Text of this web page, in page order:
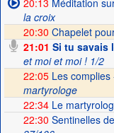
20:13 Méditation
la croix
20:30 Chapelet
21:01 Si tu savais
et moi et moi ! 1/2
22:05Les complies
martyrologe
22:34Le
22:30 Sentinelles